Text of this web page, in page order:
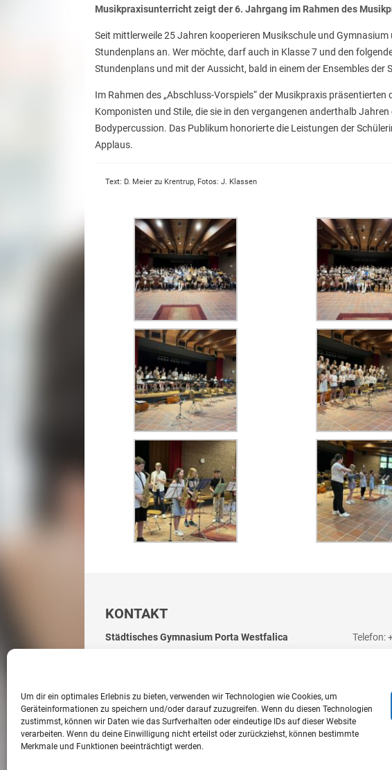
Um dir ein optimales Erlebnis zu bieten, verwenden wir Technologien wie Cookies, um
Geräteinformationen zu speichern und/oder darauf zuzugreifen. Wenn du diesen Technologien
zustimmst, können wir Daten wie das Surfverhalten oder eindeutige IDs auf dieser Website
verarbeiten. Wenn du deine Einwilligung nicht erteilst oder zurückziehst, können bestimmte
Merkmale und Funktionen beeinträchtigt werden.
Musikpraxisunterricht zeigt der 6. Jahrgang im Rahmen des
Seit mittlerweile 25 Jahren kooperieren Musikschule und
Stundenplans an. Wer möchte, darf auch in Klasse 7 und den
Stundenplans und mit der Aussicht, bald in einem der Ensembles der
Im Rahmen des „Abschluss-Vorspiels“ der Musikpraxis
Komponisten und Stile, die sie in den vergangenen anderthalb
Bodypercussion. Das Publikum honorierte die Leistungen der
Applaus.
Text: D. Meier zu Krentrup, Fotos: J. Klassen
KONTAKT
Städtisches Gymnasium Porta Westfalica
Telefon:
E-Mail:
© 2026 Städtisches Gymnasium Porta Westfalica